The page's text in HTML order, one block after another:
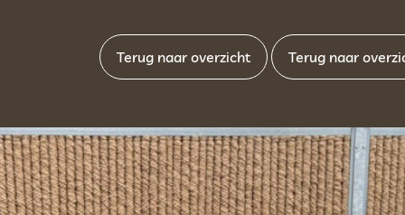
Terug naar overzicht Terug naar